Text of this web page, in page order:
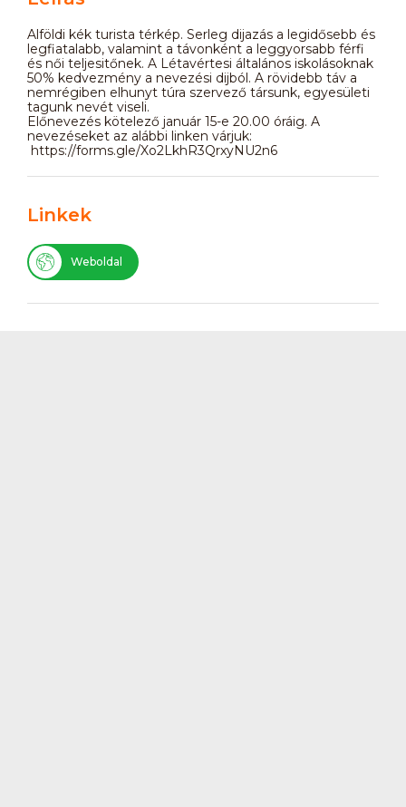
Alföldi kék turista térkép. Serleg dijazás a legidősebb és
legfiatalabb, valamint a távonként a leggyorsabb férfi
és női teljesitőnek. A Létavértesi általános iskolásoknak
50% kedvezmény a nevezési dijból. A rövidebb táv a
nemrégiben elhunyt túra szervező társunk, egyesületi
tagunk nevét viseli.
Előnevezés kötelező január 15-e 20.00 óráig. A
nevezéseket az alábbi linken várjuk:
https://forms.gle/Xo2LkhR3QrxyNU2n6
Linkek
Weboldal